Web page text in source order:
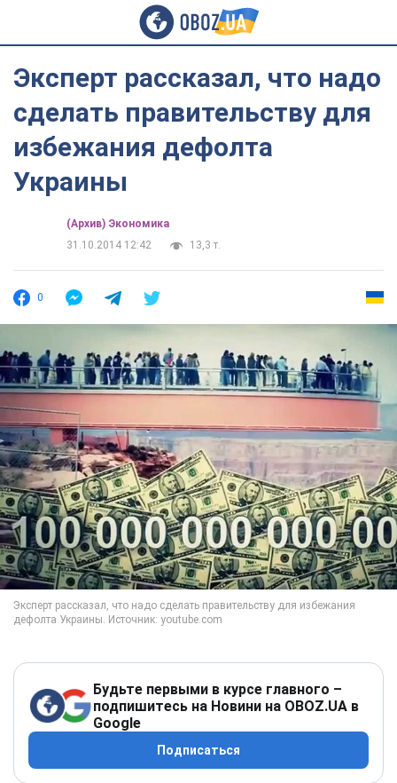
Эксперт рассказал, что надо
сделать правительству для
избежания дефолта
Украины
(Архив) Экономика
31.10.2014 12:42
13,3 т.
0
Будьте первыми в курсе главного –
подпишитесь на Новини на OBOZ.UA в
Google
Подписаться